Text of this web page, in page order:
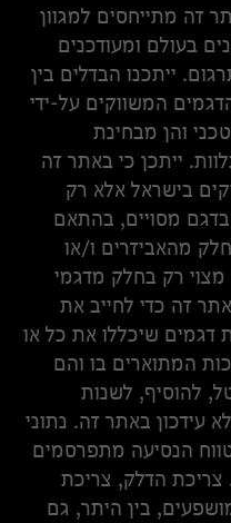
זה מתייחסים למגוון
בעולם ומעודכנים
ייתכנו הבדלים בין
המשווקים על-ידי
והן מבחינת
ייתכן כי באתר זה
בישראל אלא רק
בדגם מסויים, בהתאם
מהאביזרים ו/או
רק בחלק מדגמי
זה כדי לחייב את
שיכללו את כל או
המתוארים בו והם
להוסיף, לשנות
עידכון באתר זה. נתוני
הנסיעה מתפרסמים
צריכת הדלק, צריכת
בין היתר, גם